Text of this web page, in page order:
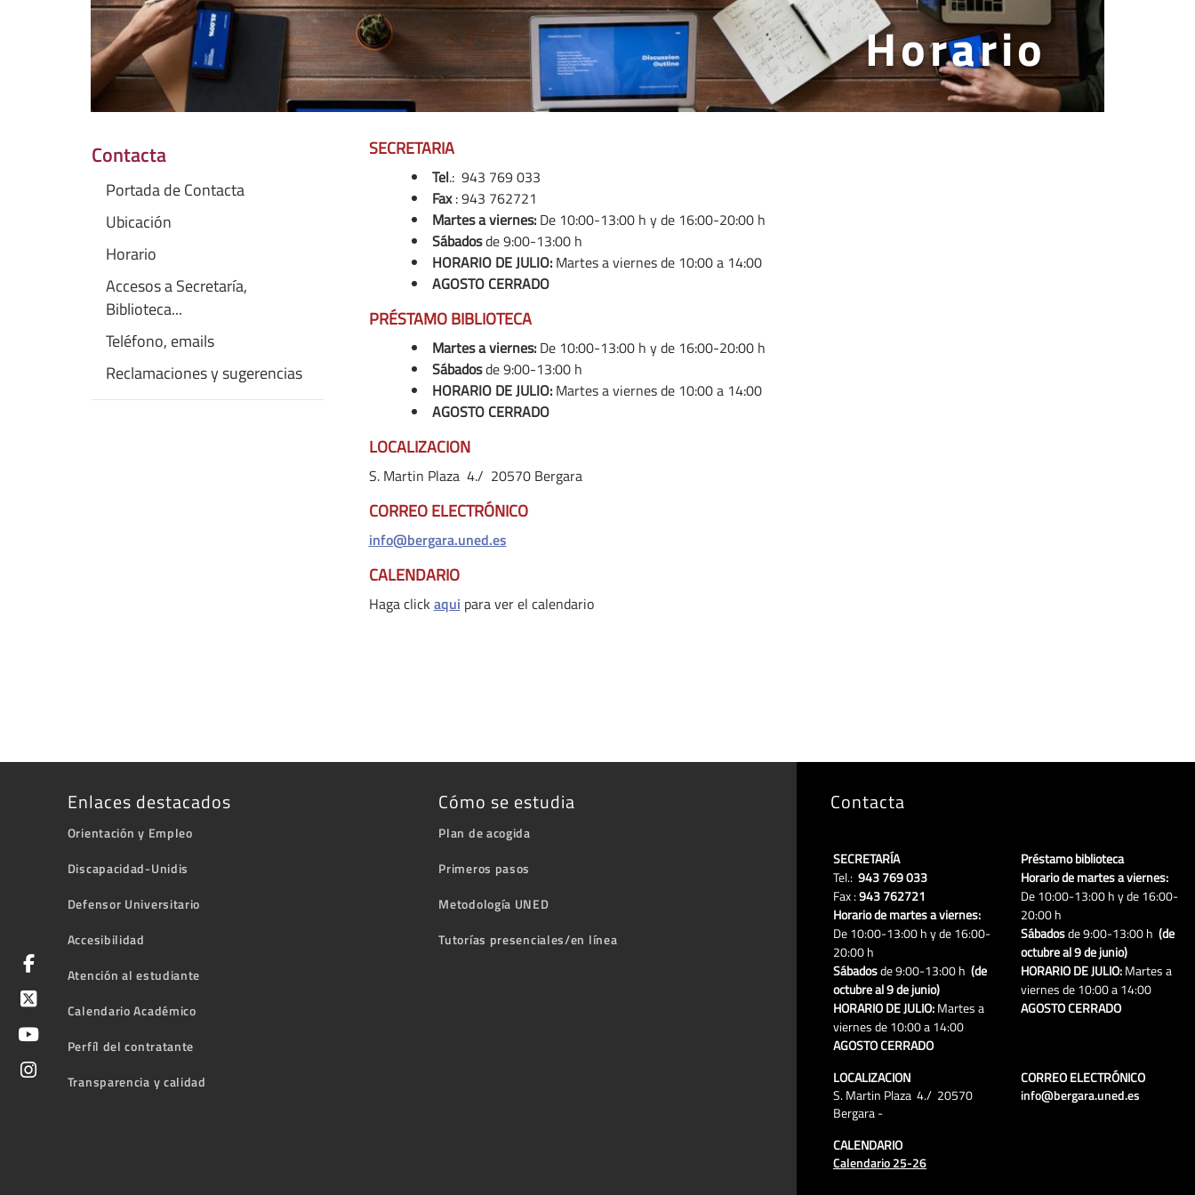
Horario
Contacta
Portada de Contacta
Ubicación
Horario
Accesos a Secretaría,
Biblioteca...
Teléfono, emails
Reclamaciones y sugerencias
SECRETARIA
Tel.: 943 769 033
Fax:943 762721
Martes a viernes:De 10:00-13:00 h y de 16:00-20:00 h
Sábadosde 9:00-13:00 h
HORARIO DE JULIO: Martes a viernes de 10:00 a 14:00
AGOSTO CERRADO
PRÉSTAMO BIBLIOTECA
Martes a viernes:De 10:00-13:00 h y de 16:00-20:00 h
Sábadosde 9:00-13:00 h
HORARIO DE JULIO: Martes a viernes de 10:00 a 14:00
AGOSTO CERRADO
LOCALIZACION
S. Martin Plaza 4./ 20570 Bergara
CORREO ELECTRÓNICO
info@bergara.uned.es
CALENDARIO
Haga click aqui para ver el calendario
Enlaces destacados
Orientación y Empleo
Discapacidad-Unidis
Defensor Universitario
Accesibilidad
Atención al estudiante
Calendario Académico
Perfíl del contratante
Transparencia y calidad
Cómo se estudia
Plan de acogida
Primeros pasos
Metodología UNED
Tutorías presenciales/en línea
Contacta
SECRETARÍA
Tel.: 943 769 033
Fax :943 762721
Horario de martes a viernes:
De 10:00-13:00 h y de 16:00-
20:00 h
Sábadosde 9:00-13:00 h (de
octubre al 9 de junio)
HORARIO DE JULIO:Martes a
viernes de 10:00 a 14:00
AGOSTO CERRADO
Préstamo biblioteca
Horario de martes a viernes:
De 10:00-13:00 h y de 16:00-
20:00 h
Sábadosde 9:00-13:00 h (de
octubre al 9 de junio)
HORARIO DE JULIO:Martes a
viernes de 10:00 a 14:00
AGOSTO CERRADO
LOCALIZACION
S. Martin Plaza 4./ 20570
Bergara -
CORREO ELECTRÓNICO
info@bergara.uned.es
CALENDARIO
Calendario 25-26